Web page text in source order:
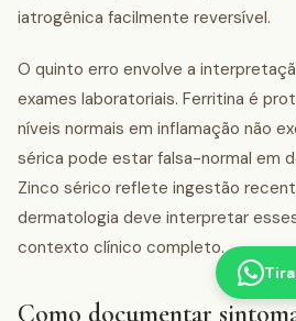
iatrogênica facilmente reversível.
O quinto erro envolve a
exames laboratoriais. Ferritina é
níveis normais em inflamação não
sérica pode estar falsa-normal em
Zinco sérico reflete ingestão
dermatologia deve interpretar
contexto clínico completo.
Como documentar